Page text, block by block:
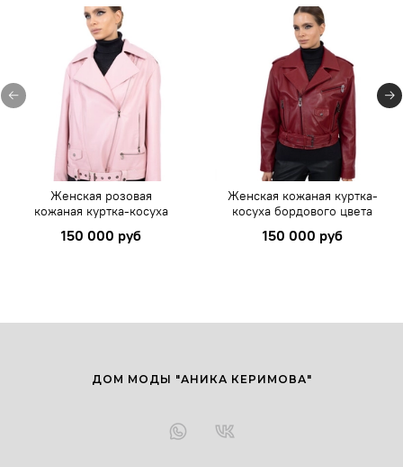
Женская розовая
кожаная куртка-косуха
150 000 руб
Женская кожаная куртка-
косуха бордового цвета
150 000 руб
ДОМ МОДЫ "АНИКА КЕРИМОВА"